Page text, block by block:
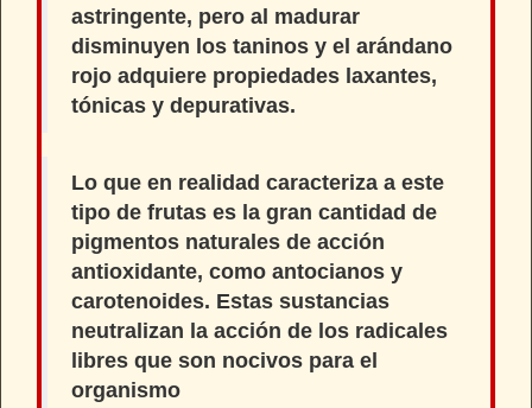
astringente, pero al madurar
disminuyen los taninos y el arándano
rojo adquiere propiedades laxantes,
tónicas y depurativas.
Lo que en realidad caracteriza a este
tipo de frutas es la gran cantidad de
pigmentos naturales de acción
antioxidante, como antocianos y
carotenoides. Estas sustancias
neutralizan la acción de los radicales
libres que son nocivos para el
organismo